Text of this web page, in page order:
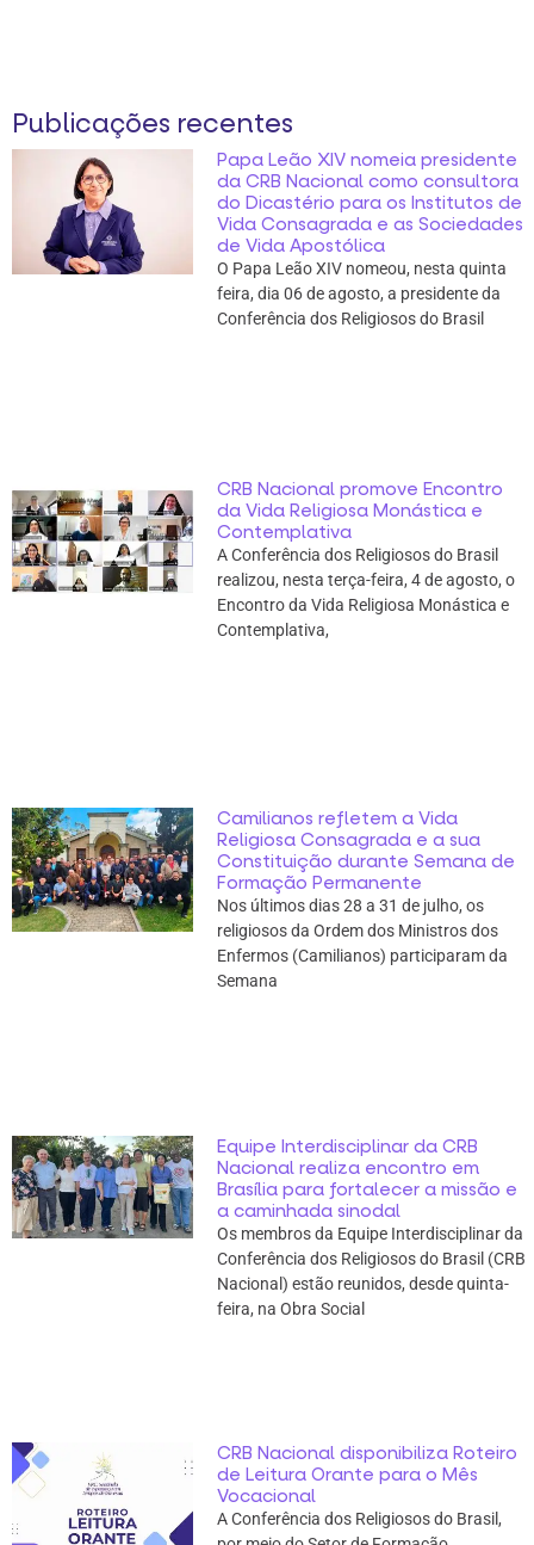
Publicações recentes
Papa Leão XIV nomeia presidente
da CRB Nacional como consultora
do Dicastério para os Institutos de
Vida Consagrada e as Sociedades
de Vida Apostólica
O Papa Leão XIV nomeou, nesta quinta
feira, dia 06 de agosto, a presidente da
Conferência dos Religiosos do Brasil
CRB Nacional promove Encontro
da Vida Religiosa Monástica e
Contemplativa
A Conferência dos Religiosos do Brasil
realizou, nesta terça-feira, 4 de agosto, o
Encontro da Vida Religiosa Monástica e
Contemplativa,
Camilianos refletem a Vida
Religiosa Consagrada e a sua
Constituição durante Semana de
Formação Permanente
Nos últimos dias 28 a 31 de julho, os
religiosos da Ordem dos Ministros dos
Enfermos (Camilianos) participaram da
Semana
Equipe Interdisciplinar da CRB
Nacional realiza encontro em
Brasília para fortalecer a missão e
a caminhada sinodal
Os membros da Equipe Interdisciplinar da
Conferência dos Religiosos do Brasil (CRB
Nacional) estão reunidos, desde quinta-
feira, na Obra Social
CRB Nacional disponibiliza Roteiro
de Leitura Orante para o Mês
Vocacional
A Conferência dos Religiosos do Brasil,